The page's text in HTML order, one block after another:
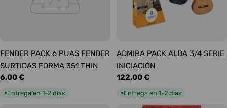
FENDER PACK 6 PUAS FENDER
SURTIDAS FORMA 351 THIN
Precio
6,00 €
●Entrega en 1-2 días
ADMIRA PACK ALBA 3/4 SERIE
INICIACIÓN
Precio
122,00 €
●Entrega en 1-2 días